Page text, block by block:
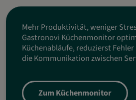
Mehr Produktivität, weniger
Gastronovi Küchenmonitor
Küchenabläufe, reduzierst
die Kommunikation zwischen
Zum Küchenmonitor